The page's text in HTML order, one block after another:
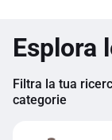
Esplora
Filtra la tua
categorie